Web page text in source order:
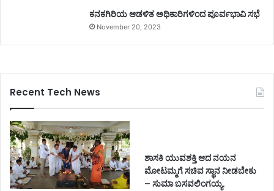
ಕನಕಗಿರಿಯ ಆಡಳಿತ ಅಧಿಕಾರಿಗಳಿಂದ ಪೂರ್ವಭಾವಿ ಸಭೆ
November 20, 2023
Recent Tech News
ಶಾಸಕಿ ಯುವಶಕ್ತಿ ಆದ ನಯನ
ಮೋಟಮ್ಮಗೆ ಸಚಿವ ಸ್ಥಾನ ನೀಡಬೇಕು
– ಸುಮಾ ಬಸವಲಿಂಗಯ್ಯ.